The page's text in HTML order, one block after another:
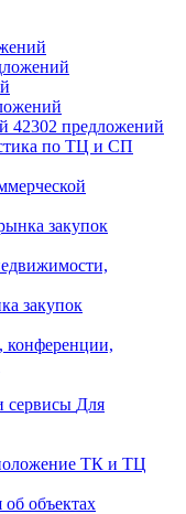
42302 предложений
по ТЦ и СП
закупок
закупок
конференции,
сервисы Для
ТК и ТЦ
объектах